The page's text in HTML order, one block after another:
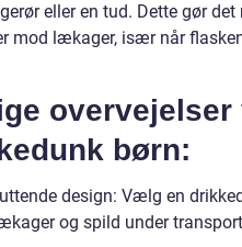
eller en tud. Dette gør
mod lækager, især når
overvejelser
børn:
design: Vælg en
og spild under